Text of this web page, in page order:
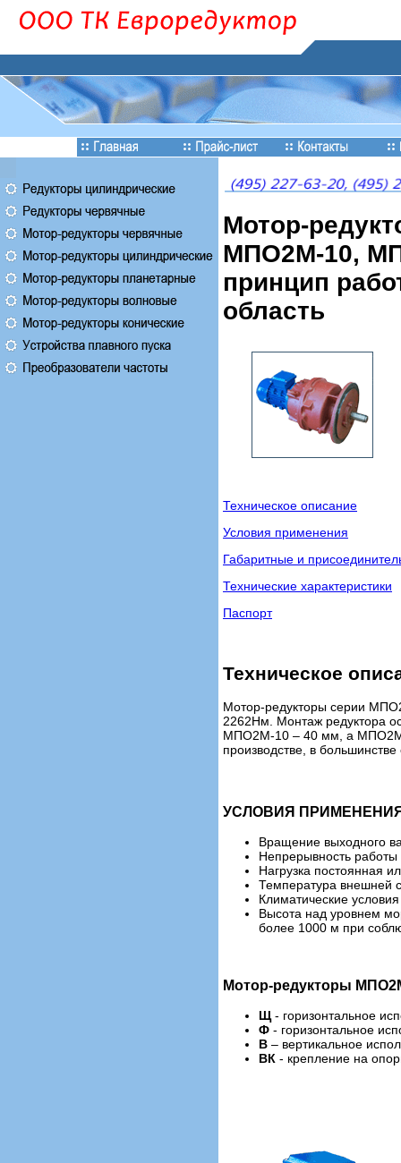
Мотор-
МПО2М-10,
принцип
область
Техническое описание
Условия применения
Габаритные и
Технические характеристики
Паспорт
Техническое
Мотор-редукторы серии
2262Нм. Монтаж редуктора
МПО2М-10 – 40 мм, а МПО2М-
производстве, в
УСЛОВИЯ
Вращение выходного
Непрерывность
Нагрузка постоянная
Температура внешней
Климатические
Высота над уровнем
более 1000 м при
Мотор-редукторы
Щ- горизонтальное
Ф - горизонтальное
В – вертикальное
ВК - крепление на